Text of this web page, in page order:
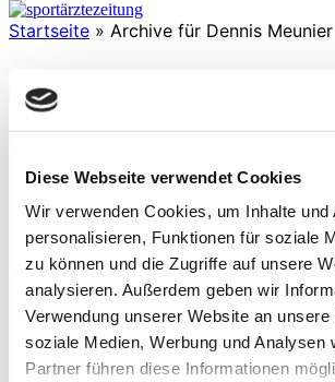
Diese Webseite verwendet Cookies
Wir verwenden Cookies, um Inhalte und
personalisieren, Funktionen für soziale
zu können und die Zugriffe auf unsere
analysieren. Außerdem geben wir
Verwendung unserer Website an
soziale Medien, Werbung und Analysen
Partner führen diese Informationen
Startseite » Archive für Dennis Meunier
ist Sportwissenschaftler (M. Sc.) im ambulantem
er unter anderem die Kader Athleten des OSP
unterstützt das NLZ des SV Wehen 1926
Athletik und Rehabilitation. Zusätzlich ist er für
deutschen Dressurreiters Matthias
Rath verantwortlich. Zuvor war er zwei Jahre
Mainz 05 als Athletiktrainer tätig.